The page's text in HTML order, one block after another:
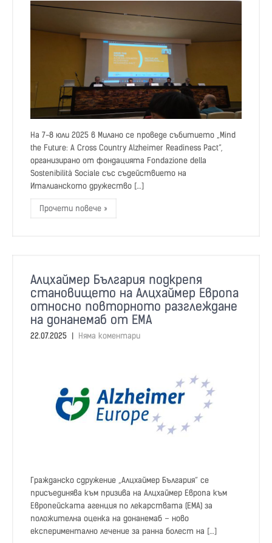
На 7-8 юли 2025 в Милано се проведе събитието „Mind
the Future: A Cross Country Alzheimer Readiness Pact“,
организирано от фондацията Fondazione della
Sostenibilità Sociale със съдействието на
Италианското дружество […]
Прочети повече »
Алцхаймер България подкрепя
становището на Алцхаймер Европа
относно повторното разглеждане
на донанемаб от EMA
22.07.2025 Няма коментари
Гражданско сдружение „Алцхаймер България“ се
присъединява към призива на Алцхаймер Европа към
Европейската агенция по лекарствата (EMA) за
положителна оценка на донанемаб – ново
експериментално лечение за ранна болест на […]